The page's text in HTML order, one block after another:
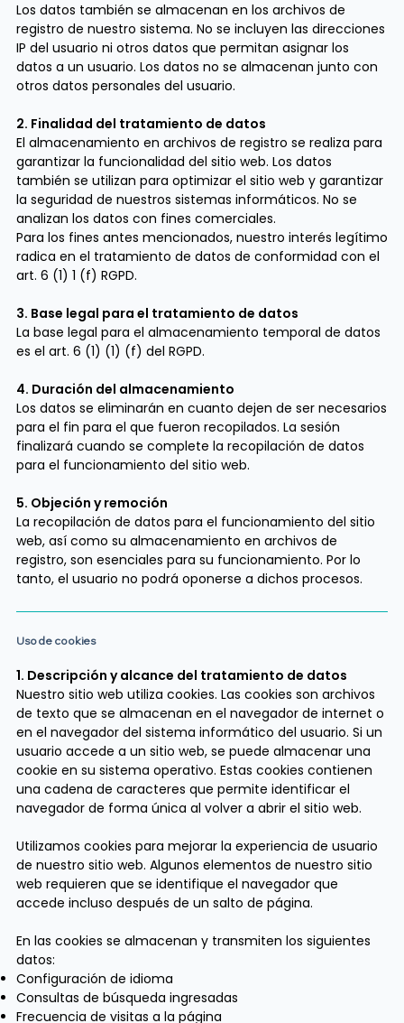
Los datos también se almacenan en los archivos de
registro de nuestro sistema. No se incluyen las direcciones
IP del usuario ni otros datos que permitan asignar los
datos a un usuario. Los datos no se almacenan junto con
otros datos personales del usuario.
2. Finalidad del tratamiento de datos
El almacenamiento en archivos de registro se realiza para
garantizar la funcionalidad del sitio web. Los datos
también se utilizan para optimizar el sitio web y garantizar
la seguridad de nuestros sistemas informáticos. No se
analizan los datos con fines comerciales.
Para los fines antes mencionados, nuestro interés legítimo
radica en el tratamiento de datos de conformidad con el
art. 6 (1) 1 (f) RGPD.
3. Base legal para el tratamiento de datos
La base legal para el almacenamiento temporal de datos
es el art. 6 (1) (1) (f) del RGPD.
4. Duración del almacenamiento
Los datos se eliminarán en cuanto dejen de ser necesarios
para el fin para el que fueron recopilados. La sesión
finalizará cuando se complete la recopilación de datos
para el funcionamiento del sitio web.
5. Objeción y remoción
La recopilación de datos para el funcionamiento del sitio
web, así como su almacenamiento en archivos de
registro, son esenciales para su funcionamiento. Por lo
tanto, el usuario no podrá oponerse a dichos procesos.
Uso de cookies
1. Descripción y alcance del tratamiento de datos
Nuestro sitio web utiliza cookies. Las cookies son archivos
de texto que se almacenan en el navegador de internet o
en el navegador del sistema informático del usuario. Si un
usuario accede a un sitio web, se puede almacenar una
cookie en su sistema operativo. Estas cookies contienen
una cadena de caracteres que permite identificar el
navegador de forma única al volver a abrir el sitio web.
Utilizamos cookies para mejorar la experiencia de usuario
de nuestro sitio web. Algunos elementos de nuestro sitio
web requieren que se identifique el navegador que
accede incluso después de un salto de página.
En las cookies se almacenan y transmiten los siguientes
datos:
Configuración de idioma
Consultas de búsqueda ingresadas
Frecuencia de visitas a la página